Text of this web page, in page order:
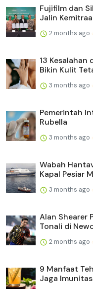
Fujifilm dan
Jalin
2 months ago
13 Kesalahan
Bikin Kulit
3 months ago
Pemerintah
Rubella
3 months ago
Wabah
Kapal Pesiar
3 months ago
Alan Shearer
Tonali di
2 months ago
9 Manfaat
Jaga